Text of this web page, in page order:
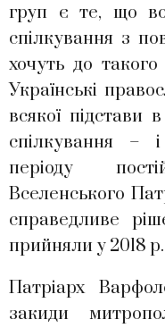
груп є те, що
спілкування з
хочуть до такого
Українські
всякої підстави
спілкування –
періоду
Вселенського
справедливе
прийняли у 2018 р.
Патріарх
закиди